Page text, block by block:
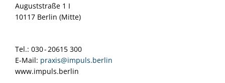
Auguststraße 1 I
10117 Berlin (Mitte)
Tel.: 030 - 20615 300
E-Mail: praxis@impuls.berlin
www.impuls.berlin